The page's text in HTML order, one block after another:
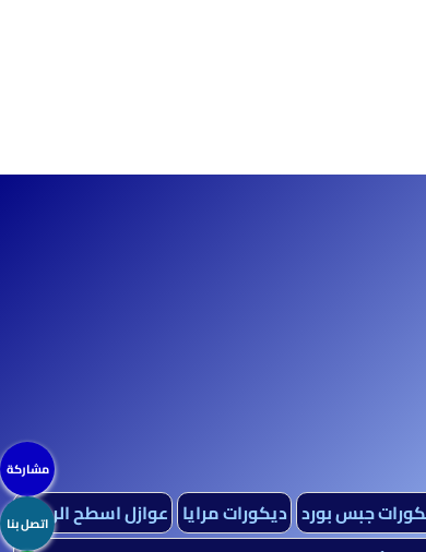
جبس بورد ديكورات مرايا عوازل اسطح الرياض
مشاركة
اتصل بنا